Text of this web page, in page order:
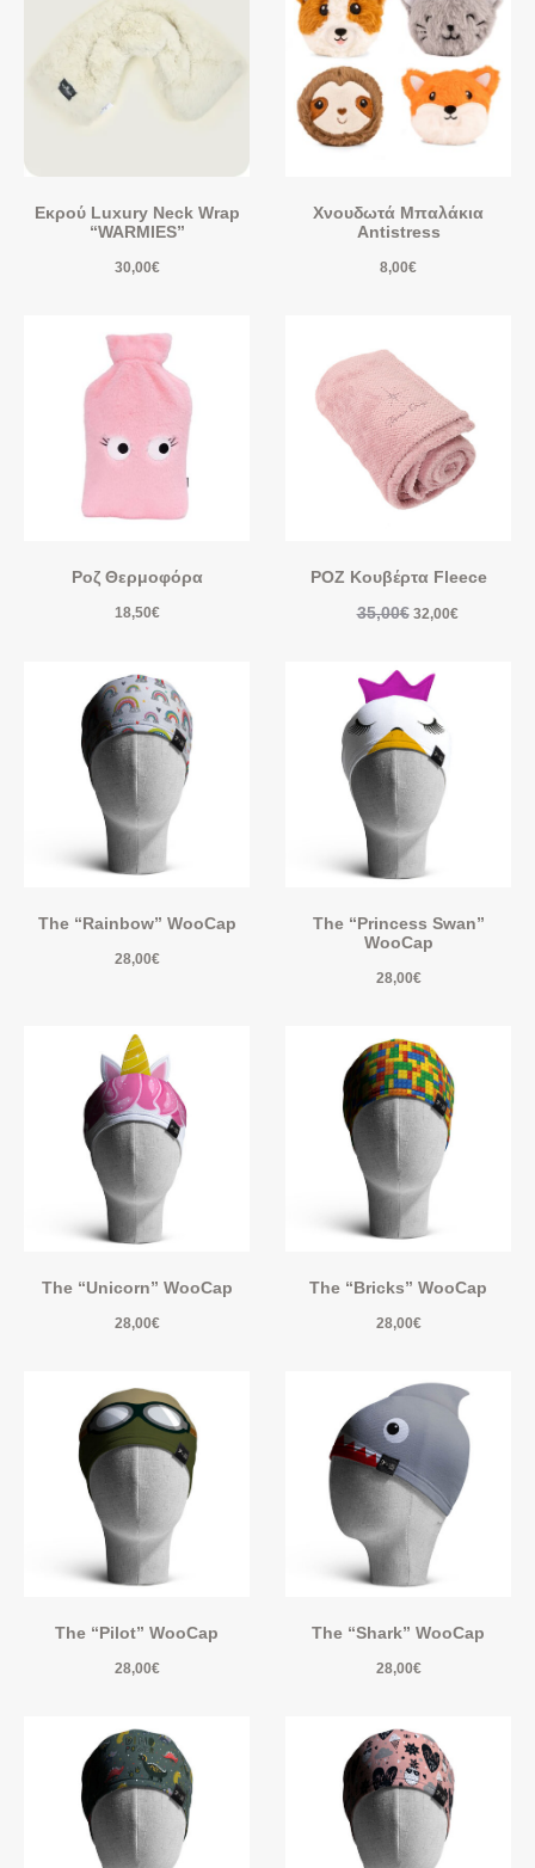
Εκρού Luxury Neck Wrap
“WARMIES”
30,00€
Χνουδωτά Μπαλάκια
Antistress
8,00€
Ροζ Θερμοφόρα
18,50€
ΡΟΖ Κουβέρτα Fleece
35,00€ 32,00€
The “Rainbow” WooCap
28,00€
The “Princess Swan”
WooCap
28,00€
The “Unicorn” WooCap
28,00€
The “Bricks” WooCap
28,00€
The “Pilot” WooCap
28,00€
The “Shark” WooCap
28,00€